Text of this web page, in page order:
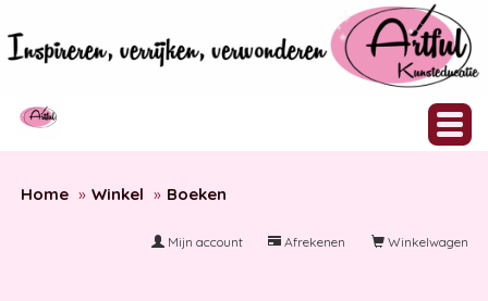
Home Winkel Boeken
Winkelwagen
Afrekenen
Mijn account